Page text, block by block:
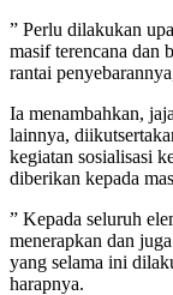
” Perlu dilakukan
masif terencana dan
rantai
Ia menambahkan,
lainnya,
kegiatan sosialisasi
diberikan kepada
” Kepada seluruh
menerapkan dan
yang selama ini
harapnya.